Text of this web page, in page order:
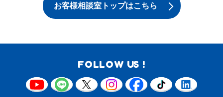
お客様相談室トップはこちら
FOLLOW US !